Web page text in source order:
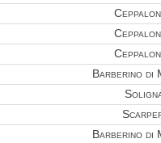
Barberino di
Barberino di